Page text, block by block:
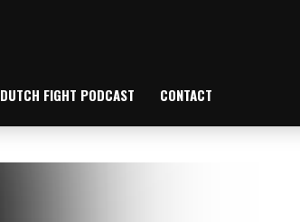
DUTCH FIGHT PODCAST CONTACT